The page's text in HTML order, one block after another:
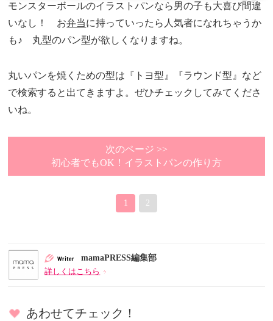
モンスターボールのイラストパンなら男の子も大喜び間違
いなし！ お弁当に持っていったら人気者になれちゃうか
も♪ 丸型のパン型が欲しくなりますね。
丸いパンを焼くための型は『トヨ型』『ラウンド型』など
で検索すると出てきますよ。ぜひチェックしてみてくださ
いね。
次のページ >>
初心者でもOK！イラストパンの作り方
1 2
mamaPRESS編集部
詳しくはこちら
あわせてチェック！